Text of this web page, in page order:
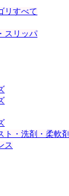
リすべて
スリッパ
ト・洗剤・柔軟剤
ス